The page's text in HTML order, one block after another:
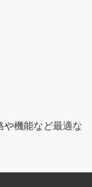
や機能など最適な